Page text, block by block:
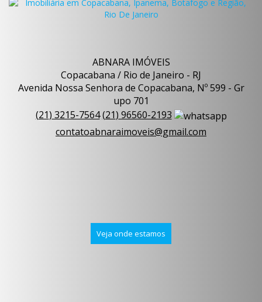
ABNARA IMÓVEIS
Copacabana / Rio de Janeiro - RJ
Avenida Nossa Senhora de Copacabana, Nº 599 - Gr
upo 701
(21) 3215-7564 (21) 96560-2193
contatoabnaraimoveis@gmail.com
Veja onde estamos